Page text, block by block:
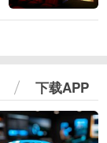
下载APP